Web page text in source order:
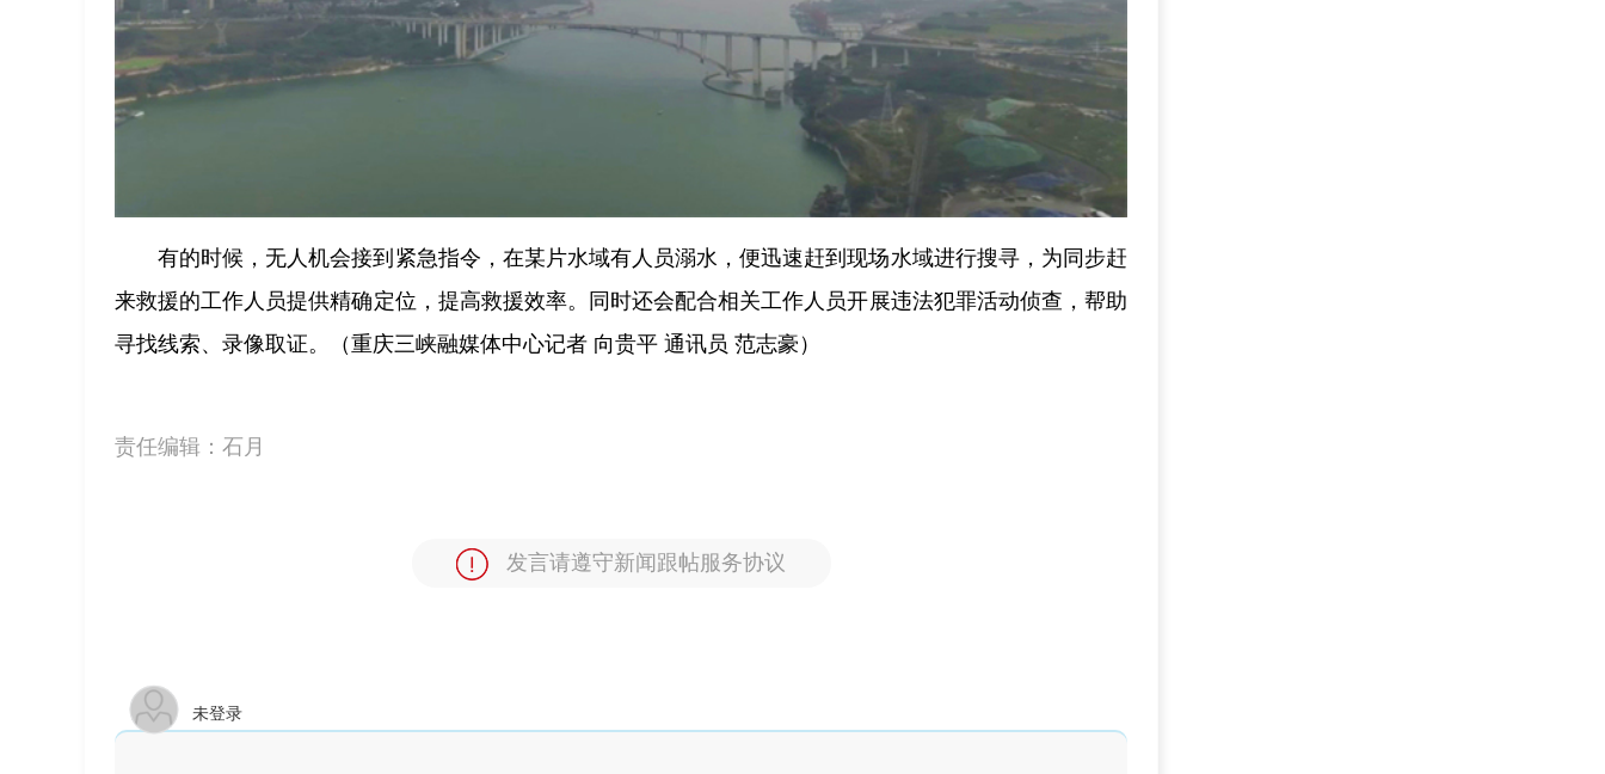
有的时候，无人机会接到紧急指令，在某片水域有人员溺水，便迅速赶到现场水域进行搜寻，为同步赶
来救援的工作人员提供精确定位，提高救援效率。同时还会配合相关工作人员开展违法犯罪活动侦查，帮助
寻找线索、录像取证。（重庆三峡融媒体中心记者 向贵平 通讯员 范志豪）
责任编辑： 石月
发言请遵守新闻跟帖服务协议
未登录